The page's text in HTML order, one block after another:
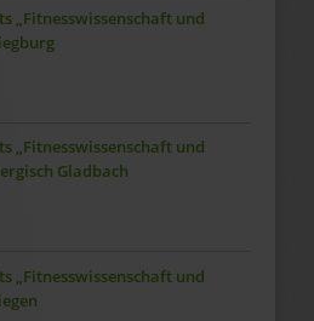
„Fitnesswissenschaft und
„Fitnesswissenschaft und
Gladbach
„Fitnesswissenschaft und